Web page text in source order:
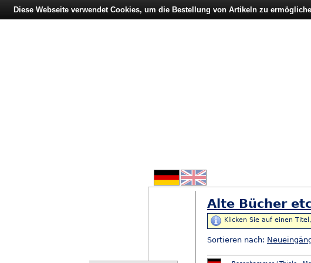
Alte Bücher
Klicken Sie auf einen
Sortieren nach:
Diese Webseite verwendet Cookies, um die Bestellung von Artikeln zu